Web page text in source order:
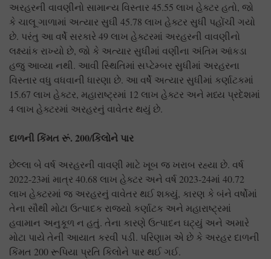
અરહરની વાવણીનો સામાન્ય વિસ્તાર 45.55 લાખ હેક્ટર હતો, જો
કે ચાલૂ ગાળામાં અત્યાર સુઘી 45.78 લાખ હેક્ટર સુધી પહોંચી ગયો
છે. પરંતુ આ વર્ષે સરકારે 49 લાખ હેક્ટરમાં અરહરની વાવણીનો
લક્ષ્યાંક રાખ્યો છે, જો કે અત્યાર સુધીમાં વણીના અંતિમ આંકડા
હજુ આવ્યા નથી. આવી સ્થિતિમાં સપ્ટેમ્બર સુધીમાં અરહરના
વિસ્તાર વધુ વધવાની ધારણા છે. આ વર્ષે અત્યાર સુધીમાં કર્ણાટકમાં
15.67 લાખ હેક્ટર, મહારાષ્ટ્રમાં 12 લાખ હેક્ટર અને મધ્ય પ્રદેશમાં
4 લાખ હેક્ટરમાં અરહરનું વાવેતર થયું છે.
દાળની કિંમત રૂં. 200/કિલોને પાર
છેલ્લા બે વર્ષ અરહરની વાવણી માટે ખૂબ જ ખરાબ રહ્યા છે. વર્ષ
2022-23માં માત્ર 40.68 લાખ હેક્ટર અને વર્ષ 2023-24માં 40.72
લાખ હેક્ટરમાં જ અરહરનું વાવેતર થઈ શક્યું, કારણ કે બંને વર્ષોમાં
તેના સૌથી મોટા ઉત્પાદક રાજ્યો કર્ણાટક અને મહારાષ્ટ્રમાં
હવામાન અનુકૂળ ન હતું. તેના કારણે ઉત્પાદન ઘટ્યું અને અમારે
મોટા પાયે તેની આયાત કરવી પડી. પરિણામ એ છે કે અરહર દાળની
કિંમત 200 રૂપિયા પ્રતિ કિલોને પાર થઈ ગઈ.